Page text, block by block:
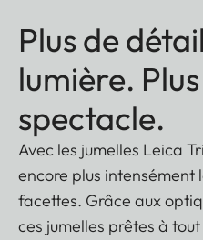
Plus de
lumière.
spectacle.
Avec les jumelles Leica
encore plus intensément
facettes. Grâce aux
ces jumelles prêtes à